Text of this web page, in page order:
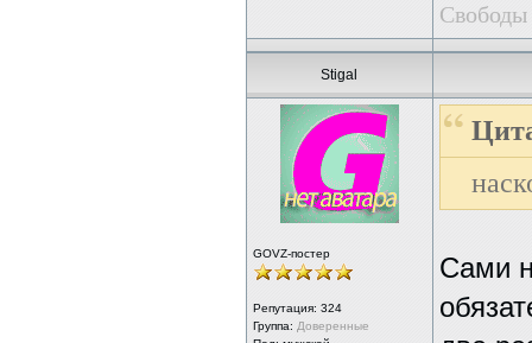
Свободы
Stigal
GOVZ-постер
Репутация: 324
Группа: Доверенные
Сами